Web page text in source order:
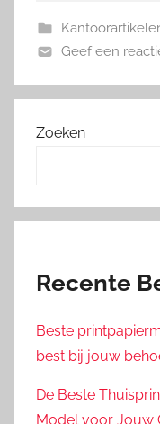
Geef een
Zoeken
Recente
Beste
best bij jouw
De Beste
Model voor Jouw